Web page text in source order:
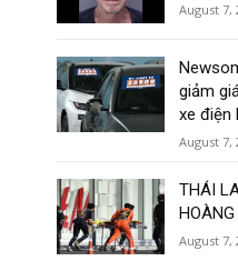
August 7,
giảm
xe điện
August 7,
THÁI
August 7,